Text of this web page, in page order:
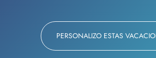
PERSONALIZO ESTAS